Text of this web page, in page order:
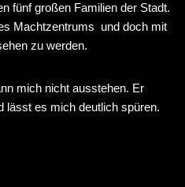
fünf großen Familien der Stadt.
Machtzentrums und doch mit
zu werden.
mich nicht ausstehen. Er
lässt es mich deutlich spüren.